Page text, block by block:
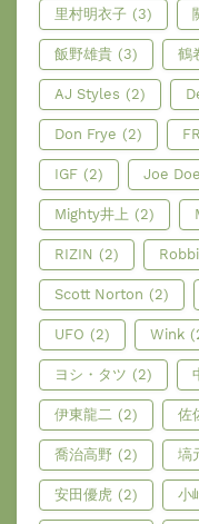
里村明衣子 (3)
飯野雄貴 (3) 鶴
AJ Styles (2)
Don Frye (2)
IGF (2) Joe
Mighty井上 (2)
RIZIN (2)
Scott Norton (2)
UFO (2) Wink
ヨシ・タツ (2)
伊東龍二 (2) 佐
喬治高野 (2) 塙
安田優虎 (2) 小